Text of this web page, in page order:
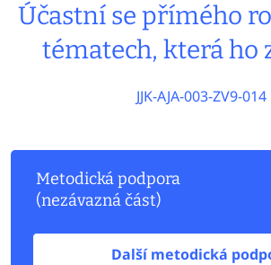
Účastní se přímého
tématech, která ho
JJK-AJA-003-ZV9-014
Metodická podpora
(nezávazná část)
Další metodická